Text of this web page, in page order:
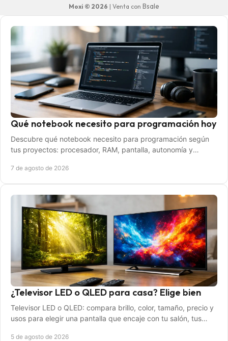
Moxi © 2026 | Venta con Bsale
Qué notebook necesito para programación hoy
Descubre qué notebook necesito para programación según
tus proyectos: procesador, RAM, pantalla, autonomía y
7 de agosto de 2026
¿Televisor LED o QLED para casa? Elige bien
Televisor LED o QLED: compara brillo, color, tamaño, precio y
usos para elegir una pantalla que encaje con tu salón, tus
5 de agosto de 2026